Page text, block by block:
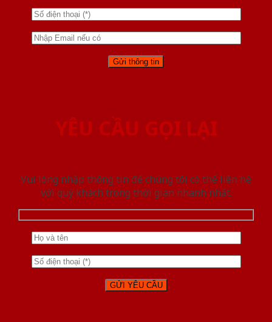
YÊU CẦU GỌI LẠI
Vui lòng nhập thông tin để chúng tôi có thể liên hệ
với quý khách trong thời gian nhanh nhất.